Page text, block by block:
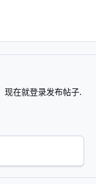
现在就登录发布帖子.